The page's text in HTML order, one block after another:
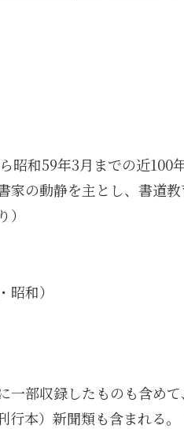
昭和59年3月までの近100
家の動静を主とし、書道
和）
一部収録したものも含め
行本）新聞類も含まれる。